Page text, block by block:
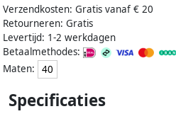
Verzendkosten: Gratis vanaf € 20
Retourneren: Gratis
Levertijd: 1-2 werkdagen
Betaalmethodes:
Maten:
40
Specificaties